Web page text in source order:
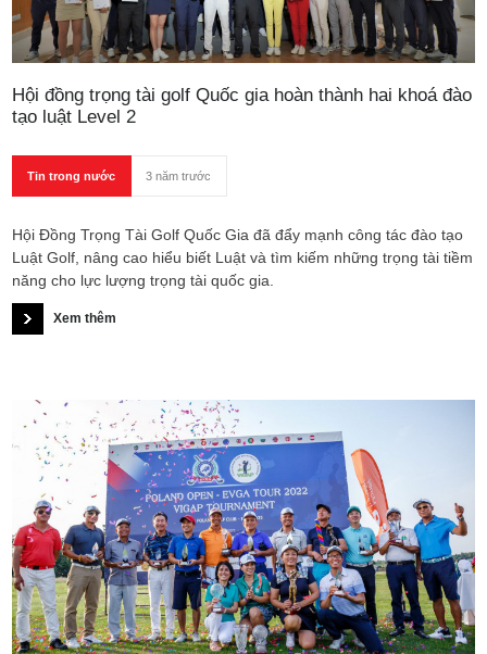
Hội đồng trọng tài golf Quốc gia hoàn thành hai khoá đào
tạo luật Level 2
Tin trong nước 3 năm trước
Hội Đồng Trọng Tài Golf Quốc Gia đã đẩy mạnh công tác đào tạo
Luật Golf, nâng cao hiểu biết Luật và tìm kiếm những trọng tài tiềm
năng cho lực lượng trọng tài quốc gia.
Xem thêm